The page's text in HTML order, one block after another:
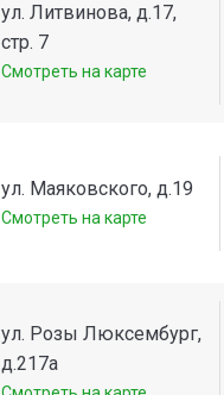
ул. Литвинова, д.17,
стр. 7
Смотреть на карте
ул. Маяковского, д.19
Смотреть на карте
ул. Розы Люксембург,
д.217а